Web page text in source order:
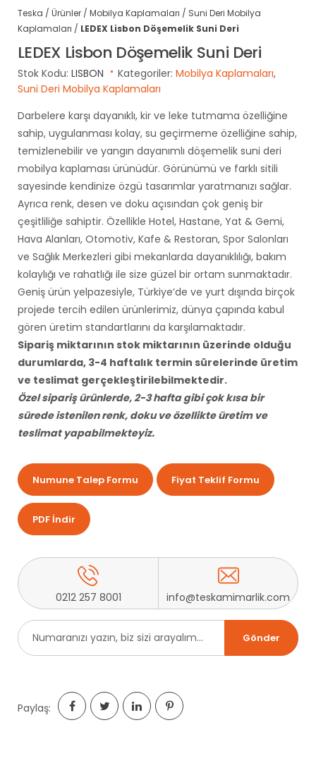
Teska / Ürünler / Mobilya Kaplamaları / Suni Deri Mobilya
Kaplamaları / LEDEX Lisbon Döşemelik Suni Deri
LEDEX Lisbon Döşemelik Suni Deri
Stok Kodu: LISBON Kategoriler: Mobilya Kaplamaları,
Suni Deri Mobilya Kaplamaları
Darbelere karşı dayanıklı, kir ve leke tutmama özelliğine
sahip, uygulanması kolay, su geçirmeme özelliğine sahip,
temizlenebilir ve yangın dayanımlı döşemelik suni deri
mobilya kaplaması ürünüdür. Görünümü ve farklı sitili
sayesinde kendinize özgü tasarımlar yaratmanızı sağlar.
Ayrıca renk, desen ve doku açısından çok geniş bir
çeşitliliğe sahiptir. Özellikle Hotel, Hastane, Yat & Gemi,
Hava Alanları, Otomotiv, Kafe & Restoran, Spor Salonları
ve Sağlık Merkezleri gibi mekanlarda dayanıklılığı, bakım
kolaylığı ve rahatlığı ile size güzel bir ortam sunmaktadır.
Geniş ürün yelpazesiyle, Türkiye’de ve yurt dışında birçok
projede tercih edilen ürünlerimiz, dünya çapında kabul
gören üretim standartlarını da karşılamaktadır.
Sipariş miktarının stok miktarının üzerinde olduğu
durumlarda, 3-4 haftalık termin sürelerinde üretim
ve teslimat gerçekleştirilebilmektedir.
Özel sipariş ürünlerde, 2-3 hafta gibi çok kısa bir
sürede istenilen renk, doku ve özellikte üretim ve
teslimat yapabilmekteyiz.
Numune Talep Formu Fiyat Teklif Formu
PDF İndir
0212 257 8001 info@teskamimarlik.com
Paylaş: